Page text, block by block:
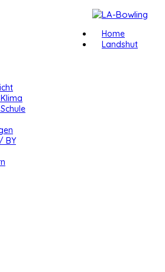
Home
Landshut
BY